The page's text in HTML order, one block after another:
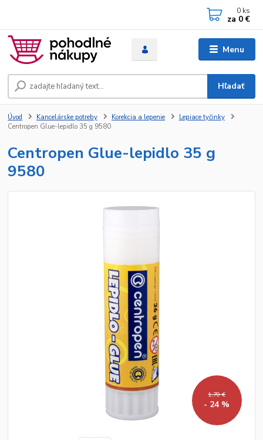
Menu
Hľadať
0 ks
za 0 €
Úvod Kancelárske potreby Korekcia a lepenie
Lepiace tyčinky
Centropen Glue-lepidlo 35 g 9580
Centropen Glue-lepidlo 35 g
9580
1,70 €
- 24 %